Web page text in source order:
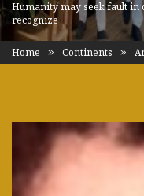
Humanity may seek fault in
recognize
Home Continents